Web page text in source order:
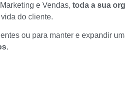
e Vendas, toda a sua
do cliente.
ou para manter e expandir